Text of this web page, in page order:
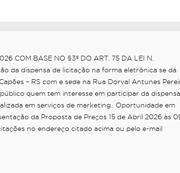
COM BASE NO §3º DO ART. 75 DA LEI N.
da dispensa de licitação na forma eletrônica se dá
– RS com e sede na Rua Dorval Antunes
quem tem interesse em participar da dispensa
em serviços de marketing.. Oportunidade em
da Proposta de Preços 15 de Abril 2026 às
no endereço citado acima ou pelo e-mail